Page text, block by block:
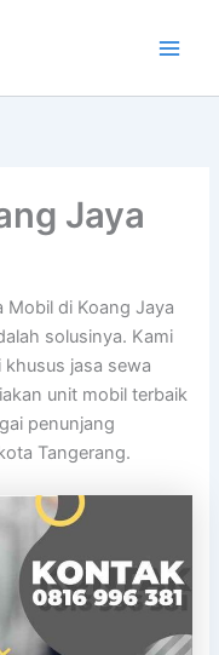
Jaya
Mobil di Koang Jaya
solusinya. Kami
jasa sewa
unit mobil terbaik
penunjang
Tangerang.